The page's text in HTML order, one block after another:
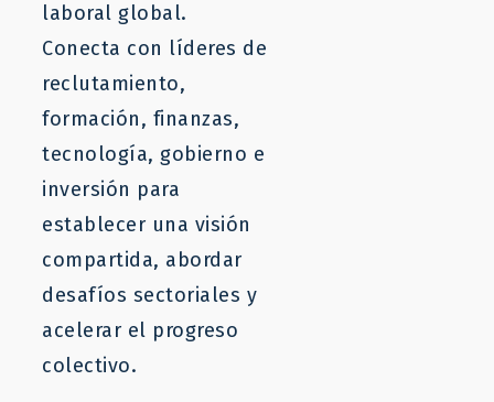
Donar
I'D LIKE TO HELP COVER THE TRANSACTION FEES OF 0 FOR MY
Donate Now
Credit Card Info
laboral global.
Conecta con líderes de
reclutamiento,
formación, finanzas,
tecnología, gobierno e
inversión para
establecer una visión
compartida, abordar
desafíos sectoriales y
acelerar el progreso
colectivo.